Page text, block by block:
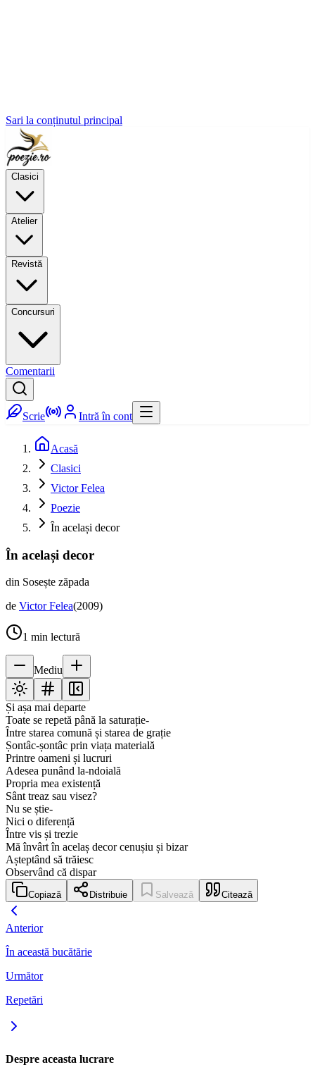
Sari la conținutul principal
Clasici
Atelier
Revistă
Concursuri
Comentarii
Scrie Intră în cont
Acasă
Clasici
Victor Felea
Poezie
În același decor
În același decor
din Sosește zăpada
de Victor Felea(2009)
1 min lectură
Mediu
Și așa mai departe
Toate se repetă până la saturație-
Între starea comună și starea de grație
Șontâc-șontâc prin viața materială
Printre oameni și lucruri
Adesea punând la-ndoială
Propria mea existență
Sânt treaz sau visez?
Nu se știe-
Nici o diferență
Între vis și trezie
Mă învârt în acelaș decor cenușiu și bizar
Așteptând să trăiesc
Observând că dispar
Copiază Distribuie Salvează Citează
Anterior
În această bucătărie
Următor
Repetări
Despre aceasta lucrare